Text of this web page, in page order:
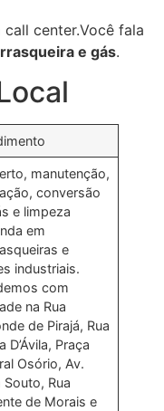
center.Você fala
e gás.
manutenção,
conversão
e limpeza
em
e
industriais.
com
na Rua
de Pirajá, Rua
D’Ávila, Praça
Osório, Av.
Souto, Rua
de Morais e